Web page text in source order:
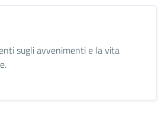
sugli avvenimenti e la vita